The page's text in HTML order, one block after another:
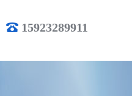
15923289911